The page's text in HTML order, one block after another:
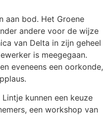
aan bod. Het Groene
andere voor de wijze
van Delta in zijn geheel
is meegegaan.
eveneens een oorkonde,
kunnen een keuze
een workshop van